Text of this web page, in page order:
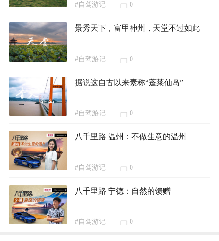
#自驾游记 0
景秀天下，富甲神州，天堂不过如此
#自驾游记 0
据说这自古以来素称“蓬莱仙岛”
#自驾游记 0
八千里路 温州：不做生意的温州
#自驾游记 0
八千里路 宁德：自然的馈赠
#自驾游记 0